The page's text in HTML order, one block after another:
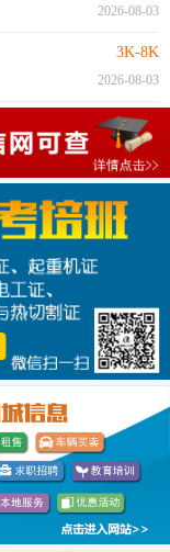
2026-08-03
3K-8K
2026-08-03